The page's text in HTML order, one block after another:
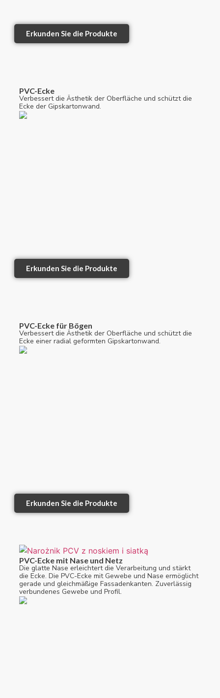
Erkunden Sie die Produkte
PVC-Ecke
Verbessert die Ästhetik der Oberfläche und schützt die
Ecke der Gipskartonwand.
Erkunden Sie die Produkte
PVC-Ecke für Bögen
Verbessert die Ästhetik der Oberfläche und schützt die
Ecke einer radial geformten Gipskartonwand.
Erkunden Sie die Produkte
PVC-Ecke mit Nase und Netz
Die glatte Nase erleichtert die Verarbeitung und stärkt
die Ecke. Die PVC-Ecke mit Gewebe und Nase ermöglicht
gerade und gleichmäßige Fassadenkanten. Zuverlässig
verbundenes Gewebe und Profil.